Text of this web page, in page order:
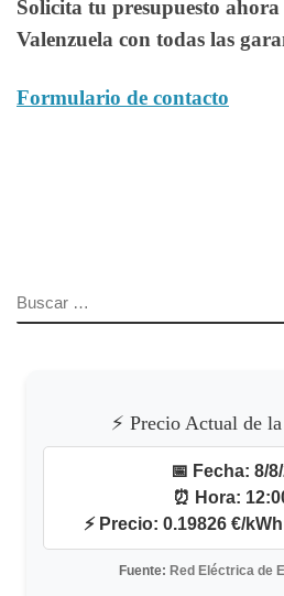
Solicita tu presupuesto
Valenzuela con todas las
Formulario de contacto
BUSCAR
⚡ Precio Actual de
📅 Fecha: 8/
⏰ Hora:
⚡ Precio: 0.19826 €/
Fuente: Red Eléctrica de